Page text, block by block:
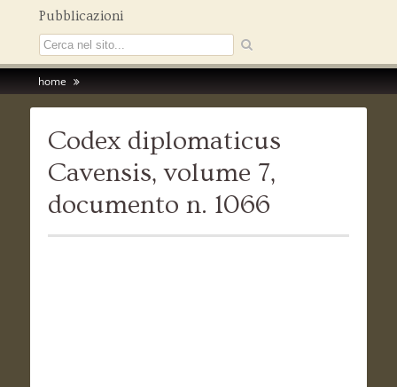
Pubblicazioni
home
Codex diplomaticus
Cavensis, volume 7,
documento n. 1066